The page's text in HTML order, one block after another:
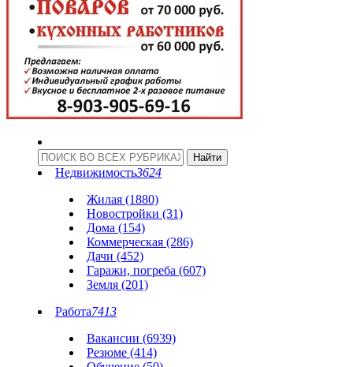
Недвижимость3624
Жилая (1880)
Новостройки (31)
Дома (154)
Коммерческая (286)
Дачи (452)
Гаражи, погреба (607)
Земля (201)
Работа7413
Вакансии (6939)
Резюме (414)